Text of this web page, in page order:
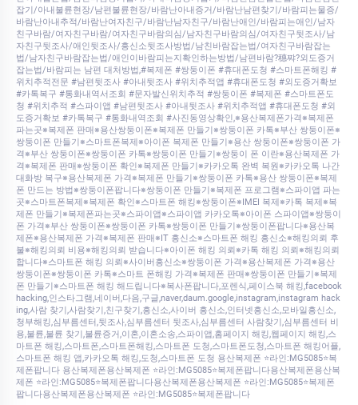
잡기/아내불륜현장/남편불륜현장/바람난아내증거/바람난남편찾기/바람피는물증/
바람난아내추적/바람난여자친구/바람난남자친구/바람난애인/바람피는애인/남자
친구바람/여자친구바람/여자친구바람의심/남자친구바람의심/여자친구뒷조사/남
자친구뒷조사/애인뒷조사/흥신소뒷조사방법/남친바람잡는법/여자친구바람잡는
법/남자친구바람잡는법/애인이바람피는지확인하는방법/남편바람?穗쨔?외도증거
잡는법/바람피는 남편 대처방법,#복제폰 #쌍둥이폰 #휴대폰도청 #스마트폰해킹 #
위치추적전문 #남편뒷조사 #아내뒷조사 #위치추적앱 #휴대폰도청 #외도증거확보
#카톡복구 #통화내역서조회 #문자발신위치추적 #쌍둥이폰 #복제폰 #스마트폰도
청 #위치추적 #스파이앱 #남편뒷조사 #아내뒷조사 #위치추적앱 #휴대폰도청 #외
도증거확보 #카톡복구 #통화내역조회 #사진동영상확인,※용산복제폰가격※복제폰
파는곳※복제폰 판매※용산쌍둥이폰※복제폰 만들기※쌍둥이폰 카톡※부산 쌍둥이폰※
쌍둥이폰 만들기※스마트폰복제※아이폰 복제폰 만들기※용산 쌍둥이폰※쌍둥이폰 가
격※부산 쌍둥이폰※쌍둥이폰 카톡※쌍둥이폰 만들기※쌍둥이 폰 이란※용산복제폰 가
격※복제폰 판매※쌍둥이폰 확인※복제폰 만들기※카카오톡 완벽 복원※카카오톡 나간
대화방 복구※용산복제폰 가격※복제폰 만들기※쌍둥이폰 카톡※용산 쌍둥이폰※복제
폰 만드는 방법※쌍둥이폰팝니다※쌍둥이폰 만들기※복제폰 프로그램※스파이앱 파는
곳※스마트폰복제※복제폰 확인※스마트폰 해킹※쌍둥이폰※IMEI 복제※카톡 복제※복
제폰 만들기※복제폰파는곳※스파이앱※스파이앱 카카오톡※아이폰 스파이앱※쌍둥이
폰 가격※부산 쌍둥이폰※쌍둥이폰 카톡※쌍둥이폰 만들기※쌍둥이폰팝니다※용산복
제폰※용산복제폰 가격※복제폰 판매※IT 흥신소※스마트폰 해킹 흥신소※해킹의뢰 후
불※해킹의뢰 비용※해킹의뢰 받습니다※아이폰 해킹 의뢰※카톡 해킹 의뢰※해킹의뢰
합니다※스마트폰 해킹 의뢰※사이버흥신소※쌍둥이폰 가격※용산복제폰 가격※용산
쌍둥이폰※쌍둥이폰 카톡※스마트 폰해킹 가격※복제폰 판매※쌍둥이폰 만들기※복제
폰 만들기※스마트폰 해킹 해드립니다※복사폰팝니다,포렌식,페이스북 해킹,facebook
hacking,인스타그램,네이버,다음,구글,naver,daum.google,instagram,instagram hack
ing,사람 찾기,사람찾기,친구찾기,흥신소,사이버 흥신소,인터넷흥신소,모바일흥신소,
청부해킹,심부름센터,뒷조사,심부름센터 뒷조사,심부름센터 사람찾기,심부름센터 비
용,불륜,불륜 찾기,불륜증거,이혼,이혼소송,스파이앱,홈페이지 해킹,웹페이지 해킹,스
마트폰 해킹,스마트폰,스마트폰해킹,스마트폰 도청,스마트폰도청,스마트폰 해킹어플,
스마트폰 해킹 앱,카카오톡 해킹,도청,스마트폰 도청 용산복제폰 ⭐라인:MG5085⭐복
제폰팝니다 용산복제폰용산복제폰 ⭐라인:MG5085⭐복제폰팝니다용산복제폰용산복
제폰 ⭐라인:MG5085⭐복제폰팝니다용산복제폰용산복제폰 ⭐라인:MG5085⭐복제폰
팝니다용산복제폰용산복제폰 ⭐라인:MG5085⭐복제폰팝니다